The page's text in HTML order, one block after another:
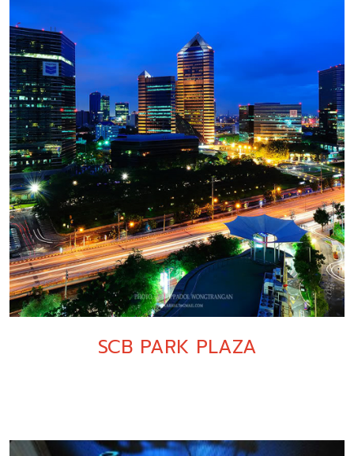
SCB PARK PLAZA